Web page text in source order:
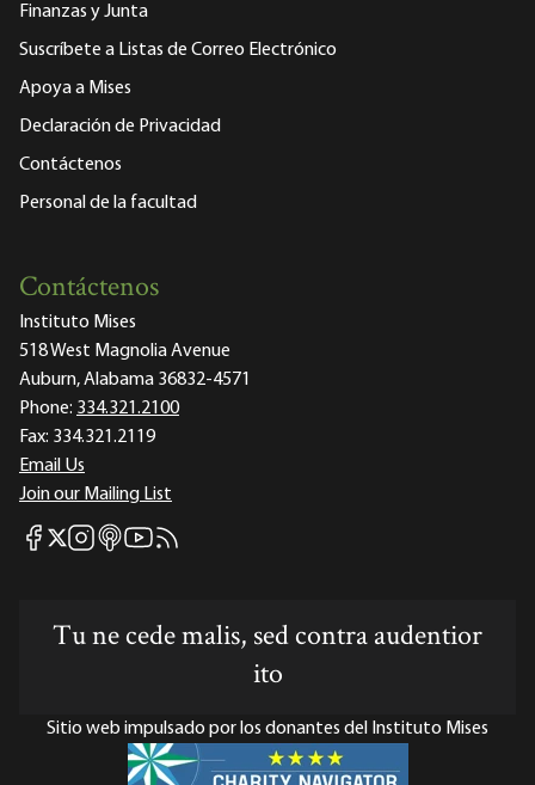
Finanzas y Junta
Suscríbete a Listas de Correo Electrónico
Apoya a Mises
Declaración de Privacidad
Contáctenos
Personal de la facultad
Contáctenos
Instituto Mises
518 West Magnolia Avenue
Auburn, Alabama 36832-4571
Phone: 334.321.2100
Fax: 334.321.2119
Email Us
Join our Mailing List
Mises Facebook
Mises X
Mises Instagram
Mises itunes
Mises Youtube
Mises RSS feed
Tu ne cede malis, sed contra audentior
ito
Sitio web impulsado por los donantes del Instituto Mises